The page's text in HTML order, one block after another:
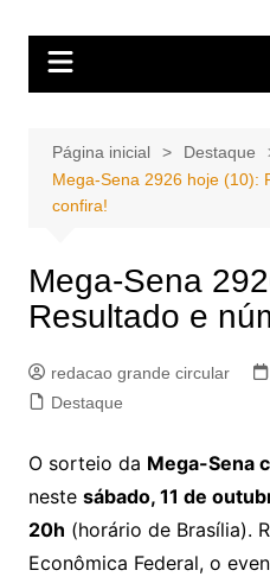
Portal Grande
Página inicial
Destaque
Mega-Sena 2926 hoje (10):
confira!
Mega-Sena
Resultado e
redacao grande circular
Destaque
O sorteio da Mega-Sena
neste sábado, 11 de
20h (horário de Brasília).
Econômica Federal, o